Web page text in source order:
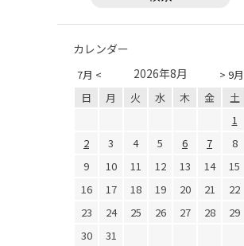
カレンダー
7月 < > 9月
2026年8月
日 月 火 水 木 金
土
1
2
3 4 5 6 7
8
9
10 11 12 13 14
15
16
17 18 19 20 21
22
23
24 25 26 27 28
29
30
31